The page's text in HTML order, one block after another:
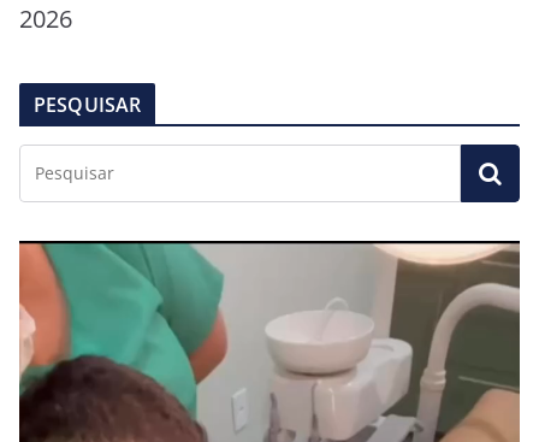
2026
PESQUISAR